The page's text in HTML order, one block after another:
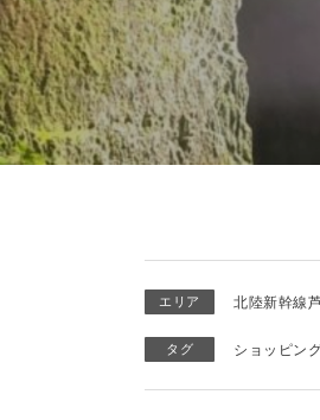
エリア 北陸新幹線
タグ ショッピン